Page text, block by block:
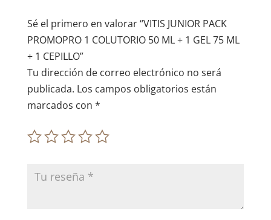
e
:
Sé el primero en valorar “VITIS JUNIOR PACK
PROMOPRO 1 COLUTORIO 50 ML + 1 GEL 75 ML
+ 1 CEPILLO”
Tu dirección de correo electrónico no será
publicada. Los campos obligatorios están
marcados con *